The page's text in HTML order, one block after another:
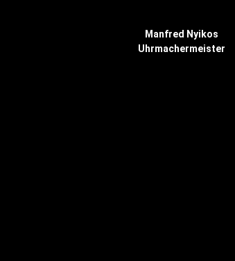
Manfred Nyikos
Uhrmachermeister